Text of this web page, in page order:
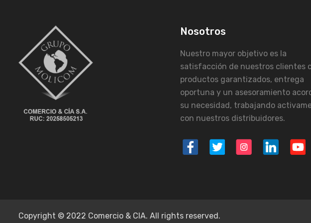
Nosotros
Nuestro mayor objetivo es la
satisfacción de nuestros clientes
productos garantizados, entrega
oportuna y un asesoramiento
su necesidad, trabajando
con nuestros distribuidores.
Copyright © 2022 Comercio & CIA. All rights reserved.